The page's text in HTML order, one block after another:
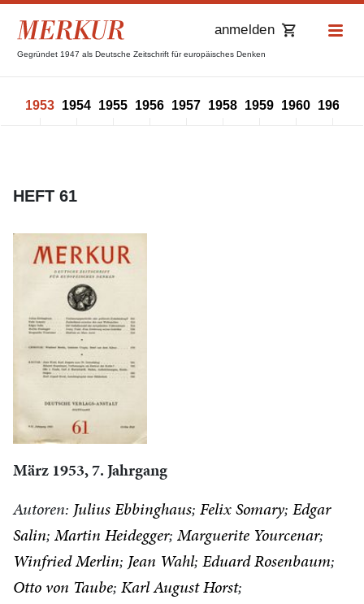
Gegründet 1947 als Deutsche Zeitschrift für europäisches Denken
anmelden
1953 1954 1955 1956 1957 1958 1959 1960 1961
HEFT 61
März 1953, 7. Jahrgang
Autoren: Julius Ebbinghaus Felix Somary Edgar
Salin Martin Heidegger Marguerite Yourcenar
Winfried Merlin Jean Wahl Eduard Rosenbaum
Otto von Taube Karl August Horst